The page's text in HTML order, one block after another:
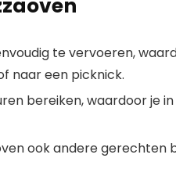
te vervoeren,
naar een picknick.
bereiken, waardoor je
ook andere gerechten